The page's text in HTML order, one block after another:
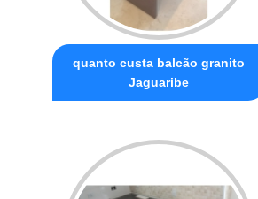
quanto custa balcão granito
Jaguaribe